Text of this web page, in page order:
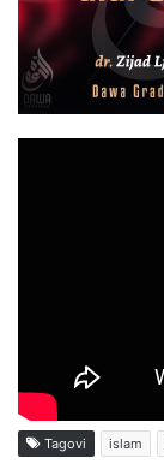
Tagovi islam